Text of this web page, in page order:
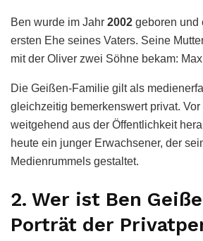
Ben wurde im Jahr 2002 geboren und
ersten Ehe seines Vaters. Seine
mit der Oliver zwei Söhne bekam:
Die Geißen-Familie gilt als
gleichzeitig bemerkenswert privat.
weitgehend aus der Öffentlichkeit
heute ein junger Erwachsener, der
Medienrummels gestaltet.
2. Wer ist Ben
Porträt der